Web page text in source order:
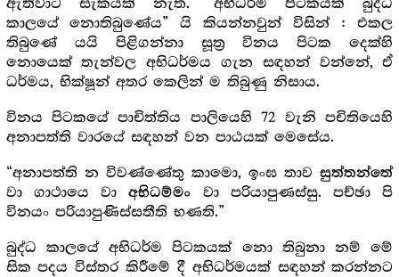
ඇතිවාට සැකයක් නැත. “අභිධර්ම පිටකයක් බුද්ධ
කාලයේ නොතිබුණේය” යි කියන්නවුන් විසින් : එකල
තිබුණේ යයි පිළිගන්නා සූත්‍ර‍ විනය පිටක දෙක්හි
නොයෙක් තැන්වල අභිධර්මය ගැන සඳහන් වන්නේ, ඒ
ධර්මය, භික්ෂූන් අතර කෙලින් ම තිබුණු නිසාය.
විනය පිටකයේ පාචිත්තිය පාලියෙහි 72 වැනි පචිතියෙහි
අනාපත්ති වාරයේ සඳහන් වන පාඨයක් මෙසේය.
“අනාපත්ති න විවණ්ණේතු කාමො, ඉංඝ තාවසුත්තන්තේ
වා ගාථායෙ වාඅභිධම්මං
වා පරියාපුණස්සු. පච්ඡා පි
විනයං පරියාපුණිස්සතීති භණති.”
බුද්ධ කාලයේ අභිධර්ම පිටකයක් නො තිබුනා නම් මේ
සික පදය විස්තර කිරීමේ දී අභිධර්මයක් සඳහන් කරන්නට